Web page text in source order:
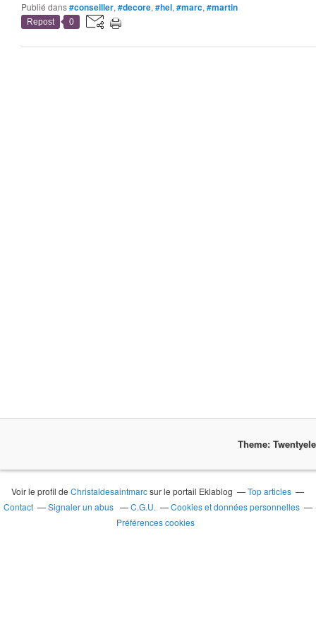
Publié dans#conseiller, #decore, #hel, #marc, #martin
Repost 0
Theme:
Voir le profil deChristaldesaintmarcsur le portail Eklablog
Top articles
Contact
Signaler un abus C.G.U.
Cookies et données personnelles
Préférences cookies